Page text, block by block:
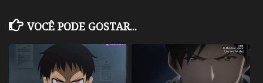
VOCÊ PODE GOSTAR...